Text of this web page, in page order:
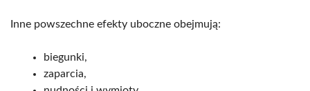
Inne powszechne efekty uboczne obejmują:
biegunki,
zaparcia,